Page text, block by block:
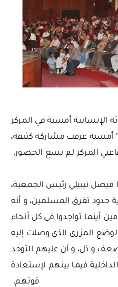
الإنسانية أمسية في المركز
أمسية عرفت مشاركة كثيفة،
المركز لم تسع الحضور.
فيصل تيبيلي رئيس الجمعية،
حدود تفرق المسلمين، و أنه
أينما تواجدوا في كل أنحاء
المزري الذي وصلت إليه
و ذل، و أن عليهم التوحد
فيما بينهم لإستعادة
قوتهم.